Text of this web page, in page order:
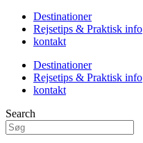
Destinationer
Rejsetips & Praktisk info
kontakt
Destinationer
Rejsetips & Praktisk info
kontakt
Search